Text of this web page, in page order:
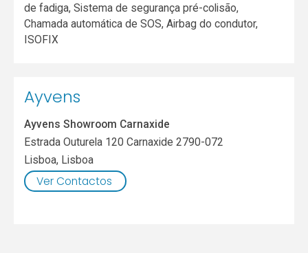
de fadiga, Sistema de segurança pré-colisão,
Chamada automática de SOS, Airbag do condutor,
ISOFIX
Ayvens
Ayvens Showroom Carnaxide
Estrada Outurela 120 Carnaxide 2790-072
Lisboa, Lisboa
Ver Contactos